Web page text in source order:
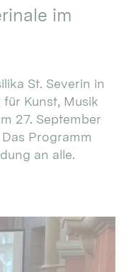
im
St. Severin in
Kunst, Musik
27. September
Programm
an alle.